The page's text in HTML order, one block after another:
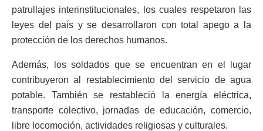
patrullajes interinstitucionales, los cuales respetaron las
leyes del país y se desarrollaron con total apego a la
protección de los derechos humanos.
Además, los soldados que se encuentran en el lugar
contribuyeron al restablecimiento del servicio de agua
potable. También se restableció la energía eléctrica,
transporte colectivo, jornadas de educación, comercio,
libre locomoción, actividades religiosas y culturales.